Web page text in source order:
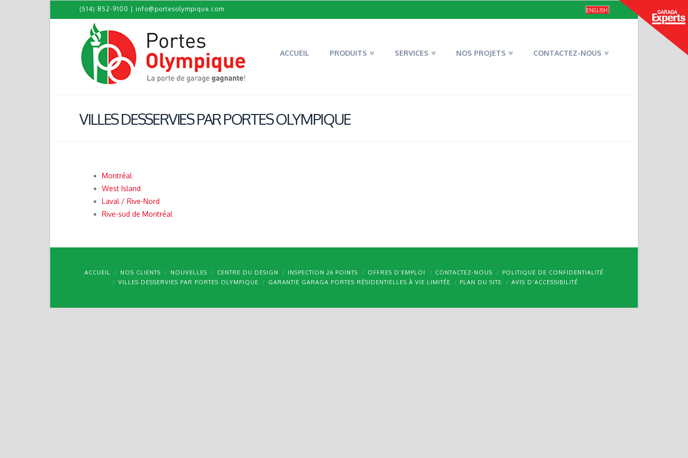
(514) 852-9100 info@portesolympique.com ENGLISH
ACCUEIL PRODUITS SERVICES NOS PROJETS CONTACTEZ-NOUS
VILLES DESSERVIES PAR PORTES OLYMPIQUE
Montréal
West Island
Laval / Rive-Nord
Rive-sud de Montréal
ACCUEIL NOS CLIENTS NOUVELLES CENTRE DU DESIGN INSPECTION 26 POINTS OFFRES D’EMPLOI CONTACTEZ-NOUS
POLITIQUE DE CONFIDENTIALITÉ
VILLES DESSERVIES PAR PORTES OLYMPIQUE
GARANTIE GARAGA PORTES RÉSIDENTIELLES À VIE LIMITÉE PLAN DU SITE AVIS D’ACCESSIBILITÉ